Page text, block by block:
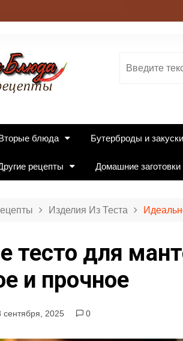
блюда Бутерброды и закуски
рецепты Домашние заготовки
Изделия Из Теста
тесто для
и прочное
сентября, 2025 0